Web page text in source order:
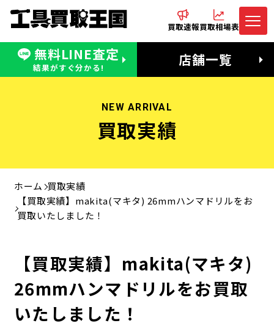
買取速報買取相場表
無料LINE査定
結果がすぐ分かる! 店舗一覧
無料LINE査定
受付：11:00〜19:00 木曜定休日
電話でお問合わせ
営業時間：11:00〜20:00
NEW ARRIVAL
買取実績
ホーム 買取実績
【買取実績】makita(マキタ) 26mmハンマドリルをお
買取いたしました！
【買取実績】makita(マキタ)
26mmハンマドリルをお買取
いたしました！